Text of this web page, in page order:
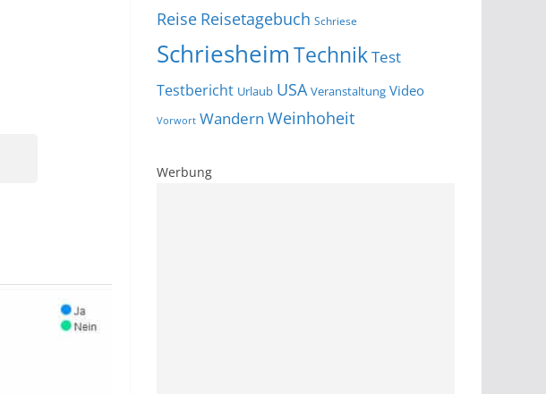
Reise Reisetagebuch Schriese
SchriesheimTechnikTest
Testbericht Urlaub USA Veranstaltung Video
Vorwort Wandern Weinhoheit
Werbung